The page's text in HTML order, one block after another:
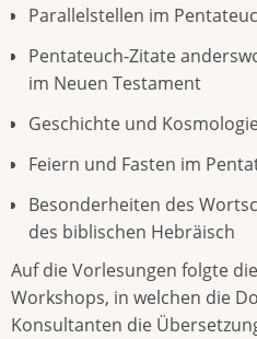
Parallelstellen im
Pentateuch-Zitate
im Neuen Testament
Geschichte und
Feiern und Fasten im
Besonderheiten des
des biblischen Hebräisch
Auf die Vorlesungen folgte
Workshops, in welchen die
Konsultanten die